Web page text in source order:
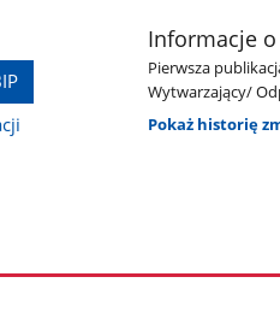
Informacje
Pierwsza
Wytwarzający/
Pokaż historię